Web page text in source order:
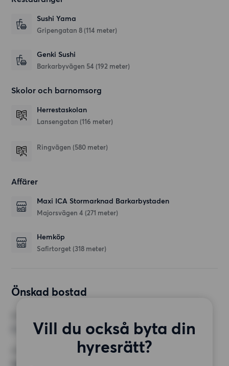
Sushi Yama
Gripengatan 8 (114 meter)
Genki Sushi
Barkarbyvägen 54 (192 meter)
Skolor och barnomsorg
Herrestaskolan
Lansengatan (116 meter)
Ringvägen (580 meter)
Affärer
Maxi ICA Stormarknad Barkarbystaden
Majorsvägen 4 (271 meter)
Hemköp
Safirtorget (318 meter)
Önskad bostad
Vill du också byta din
hyresrätt?
MINST ANTAL KVADRATMETER